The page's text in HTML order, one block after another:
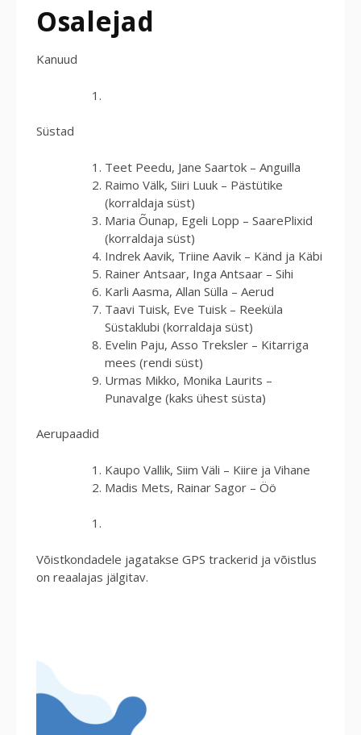
Osalejad
Kanuud
Süstad
Teet Peedu, Jane Saartok – Anguilla
Raimo Välk, Siiri Luuk – Pästütike
(korraldaja süst)
Maria Õunap, Egeli Lopp – SaarePlixid
(korraldaja süst)
Indrek Aavik, Triine Aavik – Känd ja Käbi
Rainer Antsaar, Inga Antsaar – Sihi
Karli Aasma, Allan Sülla – Aerud
Taavi Tuisk, Eve Tuisk – Reeküla
Süstaklubi (korraldaja süst)
Evelin Paju, Asso Treksler – Kitarriga
mees (rendi süst)
Urmas Mikko, Monika Laurits –
Punavalge (kaks ühest süsta)
Aerupaadid
Kaupo Vallik, Siim Väli – Kiire ja Vihane
Madis Mets, Rainar Sagor – Öö
Võistkondadele jagatakse GPS trackerid ja võistlus
on reaalajas jälgitav.